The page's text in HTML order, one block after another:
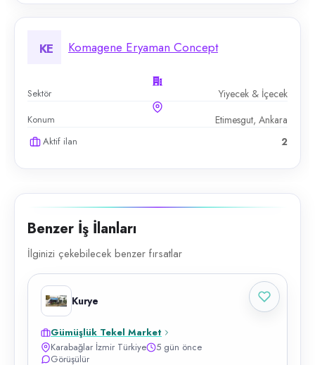
KE Komagene Eryaman Concept
Sektör Yiyecek & İçecek
Konum Etimesgut, Ankara
Aktif ilan 2
Benzer İş İlanları
İlginizi çekebilecek benzer fırsatlar
Kurye
Gümüşlük Tekel Market
Karabağlar İzmir Türkiye
5 gün önce
Görüşülür